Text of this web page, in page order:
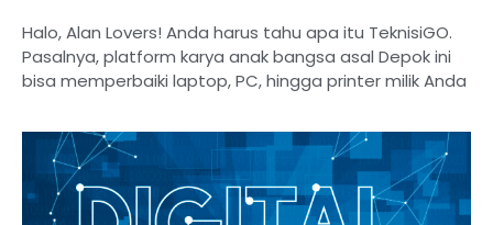
Halo, Alan Lovers! Anda harus tahu apa itu TeknisiGO.
Pasalnya, platform karya anak bangsa asal Depok ini
bisa memperbaiki laptop, PC, hingga printer milik Anda